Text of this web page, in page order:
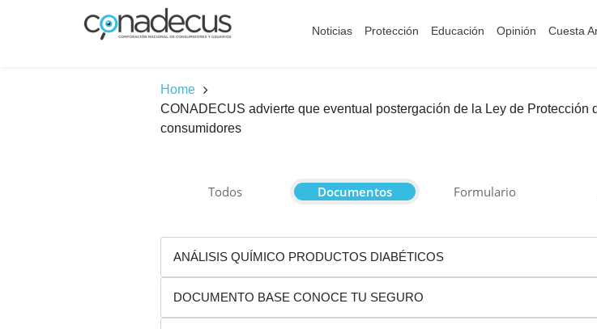
Noticias Protección Educación Opinión Cuesta
Home
CONADECUS advierte que eventual postergación de la Ley de
consumidores
Todos Documentos Formulario
ANÁLISIS QUÍMICO PRODUCTOS DIABÉTICOS
DOCUMENTO BASE CONOCE TU SEGURO